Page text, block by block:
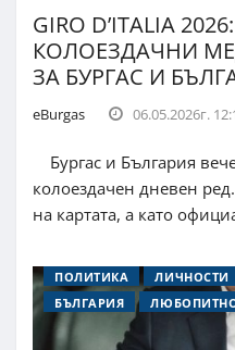
GIRO D’ITALIA
КОЛОЕЗДАЧНИ
ЗА БУРГАС И
eBurgas 06.05.2026г.
Бургас и България
колоездачен дневен
на картата, а като
ПОЛИТИКА ЛИЧНОСТИ
БЪЛГАРИЯ